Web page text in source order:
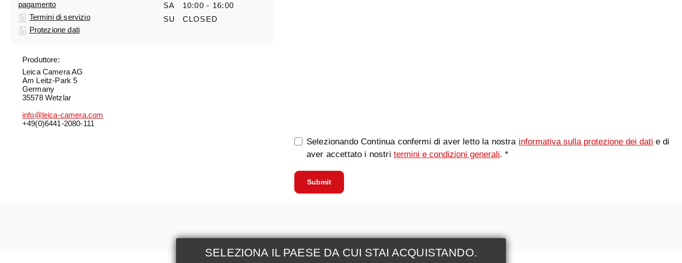
pagamento
Termini di servizio
Protezione dati
SA
10:00 - 16:00
SU
CLOSED
Produttore:
Leica Camera AG
Am Leitz-Park 5
Germany
35578 Wetzlar
info@leica-camera.com
+49(0)6441-2080-111
Selezionando Continua confermi di aver letto la nostra informativa sulla protezione dei dati e di
aver accettato i nostri termini e condizioni generali. *
Submit
SELEZIONA IL PAESE DA CUI STAI ACQUISTANDO.